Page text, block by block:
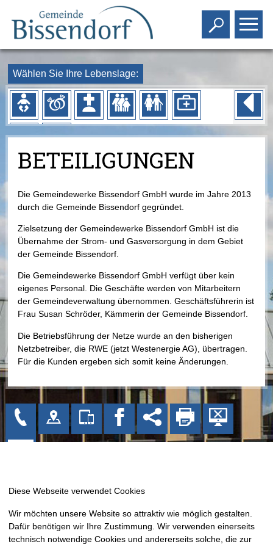
Toggle
Wählen Sie Ihre Lebenslage:
BETEILIGUNGEN
Die Gemeindewerke Bissendorf GmbH wurde im Jahre 2013
durch die Gemeinde Bissendorf gegründet.
Zielsetzung der Gemeindewerke Bissendorf GmbH ist die
Übernahme der Strom- und Gasversorgung in dem Gebiet
der Gemeinde Bissendorf.
Die Gemeindewerke Bissendorf GmbH verfügt über kein
eigenes Personal. Die Geschäfte werden von Mitarbeitern
der Gemeindeverwaltung übernommen. Geschäftsführerin ist
Frau Susan Schröder, Kämmerin der Gemeinde Bissendorf.
Die Betriebsführung der Netze wurde an den bisherigen
Netzbetreiber, die RWE (jetzt Westenergie AG), übertragen.
Für die Kunden ergeben sich somit keine Änderungen.
Gemeinde Bissendorf
Kirchplatz 1
49143 Bissendorf
Wir möchten unsere Website so attraktiv wie möglich gestalten.
Dafür benötigen wir Ihre Zustimmung. Wir verwenden einerseits
technisch notwendige Cookies und andererseits solche, die zur